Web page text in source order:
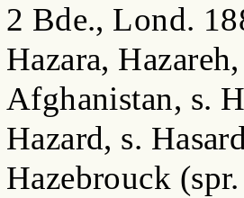
2 Bde., Lond.
Hazara,
Afghanistan, s.
Hazard, s.
Hazebrouck